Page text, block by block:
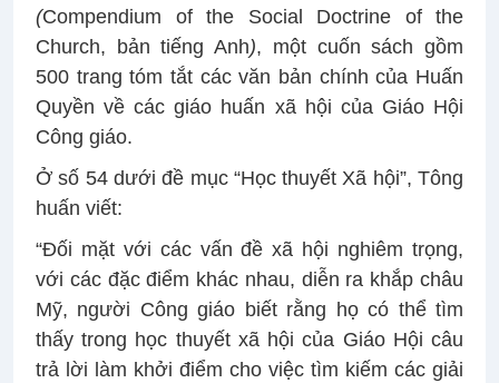
(Compendium of the Social Doctrine of the
Church, bản tiếng Anh), một cuốn sách gồm
500 trang tóm tắt các văn bản chính của Huấn
Quyền về các giáo huấn xã hội của Giáo Hội
Công giáo.
Ở số 54 dưới đề mục “Học thuyết Xã hội”, Tông
huấn viết:
“Đối mặt với các vấn đề xã hội nghiêm trọng,
với các đặc điểm khác nhau, diễn ra khắp châu
Mỹ, người Công giáo biết rằng họ có thể tìm
thấy trong học thuyết xã hội của Giáo Hội câu
trả lời làm khởi điểm cho việc tìm kiếm các giải